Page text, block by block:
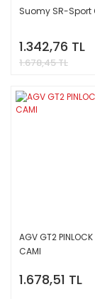
Suomy SR-Sport
1.342,76 TL
1.678,45 TL
AGV GT2
CAMI
1.678,51 TL